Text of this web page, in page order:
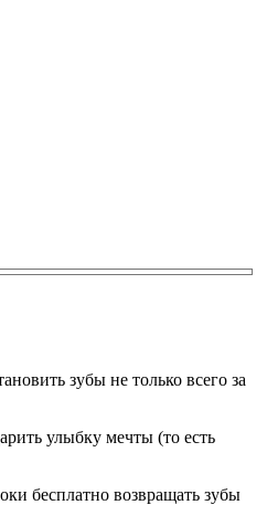
зубы не только всего за
улыбку мечты (то есть
бесплатно возвращать зубы